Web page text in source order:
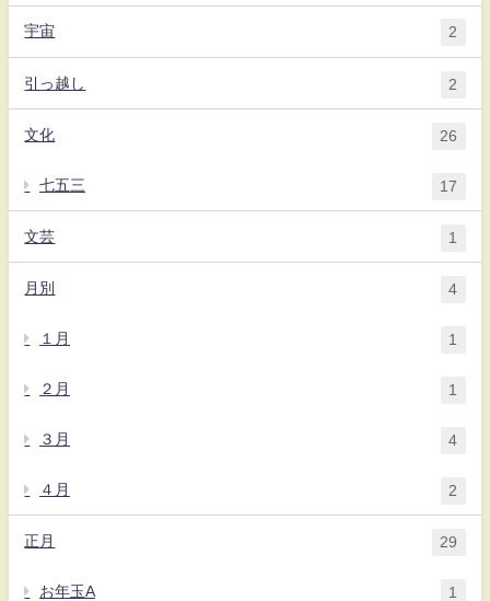
宇宙 2
引っ越し 2
文化 26
七五三 17
文芸 1
月別 4
１月 1
２月 1
３月 4
４月 2
正月 29
お年玉A 1